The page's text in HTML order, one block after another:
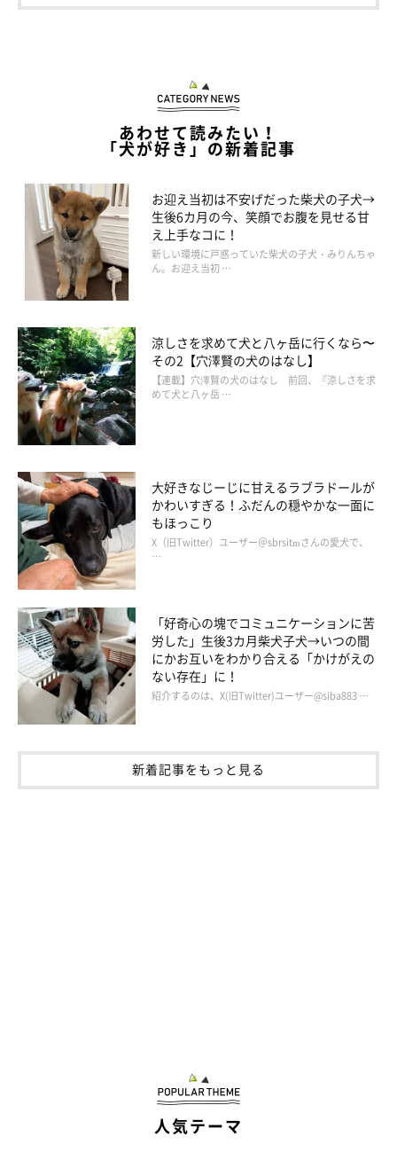
あわせて読みたい！
「犬が好き」の新着記事
お迎え当初は不安げだった柴犬の子犬→
生後6カ月の今、笑顔でお腹を見せる甘
え上手なコに！
新しい環境に戸惑っていた柴犬の子犬・みりんちゃ
ん。お迎え当初 …
涼しさを求めて犬と八ヶ岳に行くなら〜
その2【穴澤賢の犬のはなし】
【連載】穴澤賢の犬のはなし 前回、『涼しさを求
めて犬と八ヶ岳 …
大好きなじーじに甘えるラブラドールが
かわいすぎる！ふだんの穏やかな一面に
もほっこり
X（旧Twitter）ユーザー＠sbrsitmさんの愛犬で、
…
「好奇心の塊でコミュニケーションに苦
労した」生後3カ月柴犬子犬→いつの間
にかお互いをわかり合える「かけがえの
ない存在」に！
紹介するのは、X(旧Twitter)ユーザー@siba883 …
新着記事をもっと見る
人気テーマ